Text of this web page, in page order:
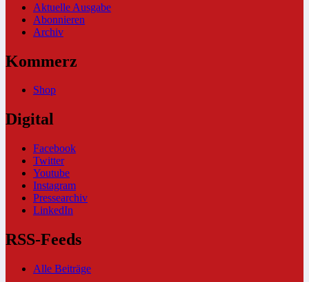
Aktuelle Ausgabe
Abonnieren
Archiv
Kommerz
Shop
Digital
Facebook
Twitter
Youtube
Instagram
Pressearchiv
LinkedIn
RSS-Feeds
Alle Beiträge